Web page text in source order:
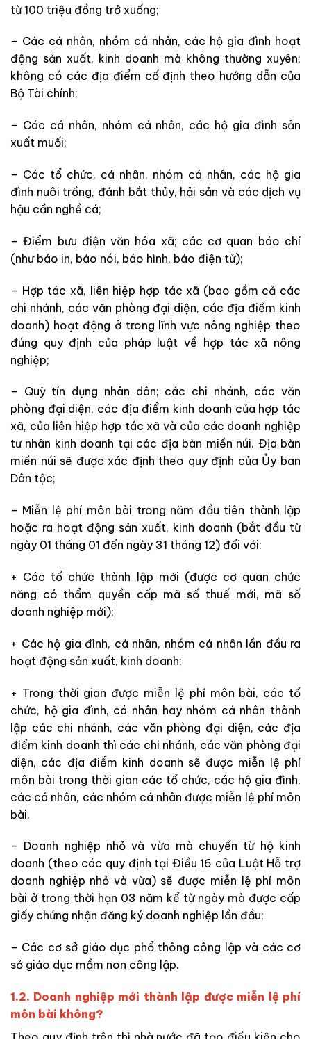
từ 100 triệu đồng trở xuống;
– Các cá nhân, nhóm cá nhân, các hộ gia đình hoạt
động sản xuất, kinh doanh mà không thường xuyên;
không có các địa điểm cố định theo hướng dẫn của
Bộ Tài chính;
– Các cá nhân, nhóm cá nhân, các hộ gia đình sản
xuất muối;
– Các tổ chức, cá nhân, nhóm cá nhân, các hộ gia
đình nuôi trồng, đánh bắt thủy, hải sản và các dịch vụ
hậu cần nghề cá;
– Điểm bưu điện văn hóa xã; các cơ quan báo chí
(như báo in, báo nói, báo hình, báo điện tử);
– Hợp tác xã, liên hiệp hợp tác xã (bao gồm cả các
chi nhánh, các văn phòng đại diện, các địa điểm kinh
doanh) hoạt động ở trong lĩnh vực nông nghiệp theo
đúng quy định của pháp luật về hợp tác xã nông
nghiệp;
– Quỹ tín dụng nhân dân; các chi nhánh, các văn
phòng đại diện, các địa điểm kinh doanh của hợp tác
xã, của liên hiệp hợp tác xã và của các doanh nghiệp
tư nhân kinh doanh tại các địa bàn miền núi. Địa bàn
miền núi sẽ được xác định theo quy định của Ủy ban
Dân tộc;
– Miễn lệ phí môn bài trong năm đầu tiên thành lập
hoặc ra hoạt động sản xuất, kinh doanh (bắt đầu từ
ngày 01 tháng 01 đến ngày 31 tháng 12) đối với:
+ Các tổ chức thành lập mới (được cơ quan chức
năng có thẩm quyền cấp mã số thuế mới, mã số
doanh nghiệp mới);
+ Các hộ gia đình, cá nhân, nhóm cá nhân lần đầu ra
hoạt động sản xuất, kinh doanh;
+ Trong thời gian được miễn lệ phí môn bài, các tổ
chức, hộ gia đình, cá nhân hay nhóm cá nhân thành
lập các chi nhánh, các văn phòng đại diện, các địa
điểm kinh doanh thì các chi nhánh, các văn phòng đại
diện, các địa điểm kinh doanh sẽ được miễn lệ phí
môn bài trong thời gian các tổ chức, các hộ gia đình,
các cá nhân, các nhóm cá nhân được miễn lệ phí môn
bài.
– Doanh nghiệp nhỏ và vừa mà chuyển từ hộ kinh
doanh (theo các quy định tại Điều 16 của Luật Hỗ trợ
doanh nghiệp nhỏ và vừa) sẽ được miễn lệ phí môn
bài ở trong thời hạn 03 năm kể từ ngày mà được cấp
giấy chứng nhận đăng ký doanh nghiệp lần đầu;
– Các cơ sở giáo dục phổ thông công lập và các cơ
sở giáo dục mầm non công lập.
1.2. Doanh nghiệp mới thành lập được miễn lệ phí
môn bài không?